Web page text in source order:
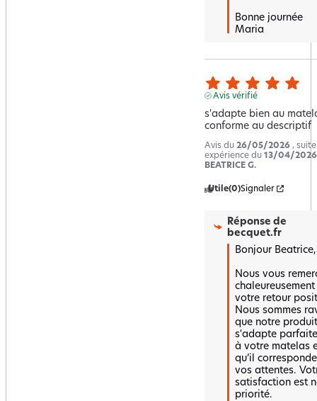
Bonne journée
Maria
Avis vérifié
s'adapte bien au
conforme au descriptif
Avis du 26/05/2026 ,
expérience du 13/04/2026
BEATRICE G.
Utile(0)Signaler
Réponse de
becquet.fr
Bonjour Beatrice,
Nous vous
votre retour
Nous sommes
que notre produit
s'adapte
à votre matelas
qu’il
vos attentes.
satisfaction est
priorité.